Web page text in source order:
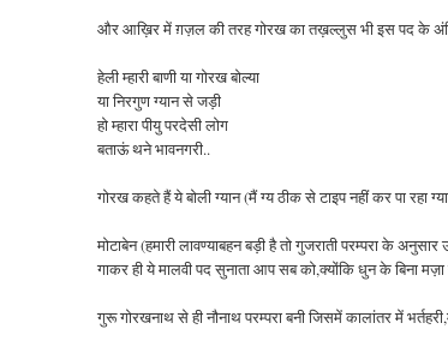
और आख़िर में ग़ज़ल की तरह गोरख का तख़ल्लुस भी इस पद के
हेली म्हारी बाणी या गोरख बोल्या
या निरगुण ग्यान से जड़ी
हो म्हारा पीयु परदेसी लोग
बताऊं थने भावनगरी..
गोरख कहते हैं ये बोली ग्यान (मैं ग्य ठीक से टाइप नहीं कर पा रहा
मोटाबेन (हमारी लावण्याबहन बड़ी है तो गुजराती परम्परा के
गाकर ही ये मालवी पद सुनाता आप सब को,क्योंकि धुन के बिना मज़ा
गुरू गोरखनाथ से ही नौनाथ परम्परा बनी जिसमें कालांतर में